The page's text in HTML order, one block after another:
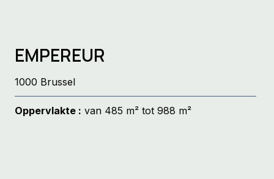
EMPEREUR
1000 Brussel
Oppervlakte : van 485 m² tot 988 m²